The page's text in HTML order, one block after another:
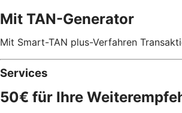
Mit TAN-Generator
Mit Smart-TAN plus-Verfahren
Services
50€ für Ihre